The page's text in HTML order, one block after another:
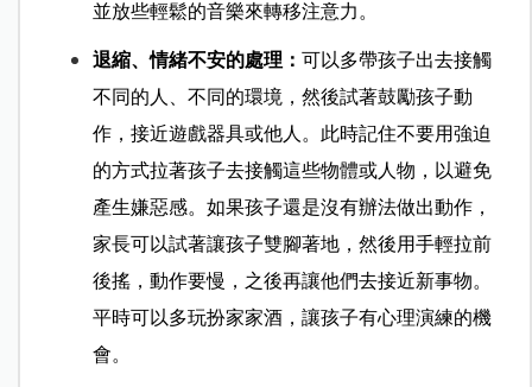
並放些輕鬆的音樂來轉移注意力。
退縮、情緒不安的處理： 可以多帶孩子出去接觸
不同的人、不同的環境，然後試著鼓勵孩子動
作，接近遊戲器具或他人。此時記住不要用強迫
的方式拉著孩子去接觸這些物體或人物，以避免
產生嫌惡感。如果孩子還是沒有辦法做出動作，
家長可以試著讓孩子雙腳著地，然後用手輕拉前
後搖，動作要慢，之後再讓他們去接近新事物。
平時可以多玩扮家家酒，讓孩子有心理演練的機
會。